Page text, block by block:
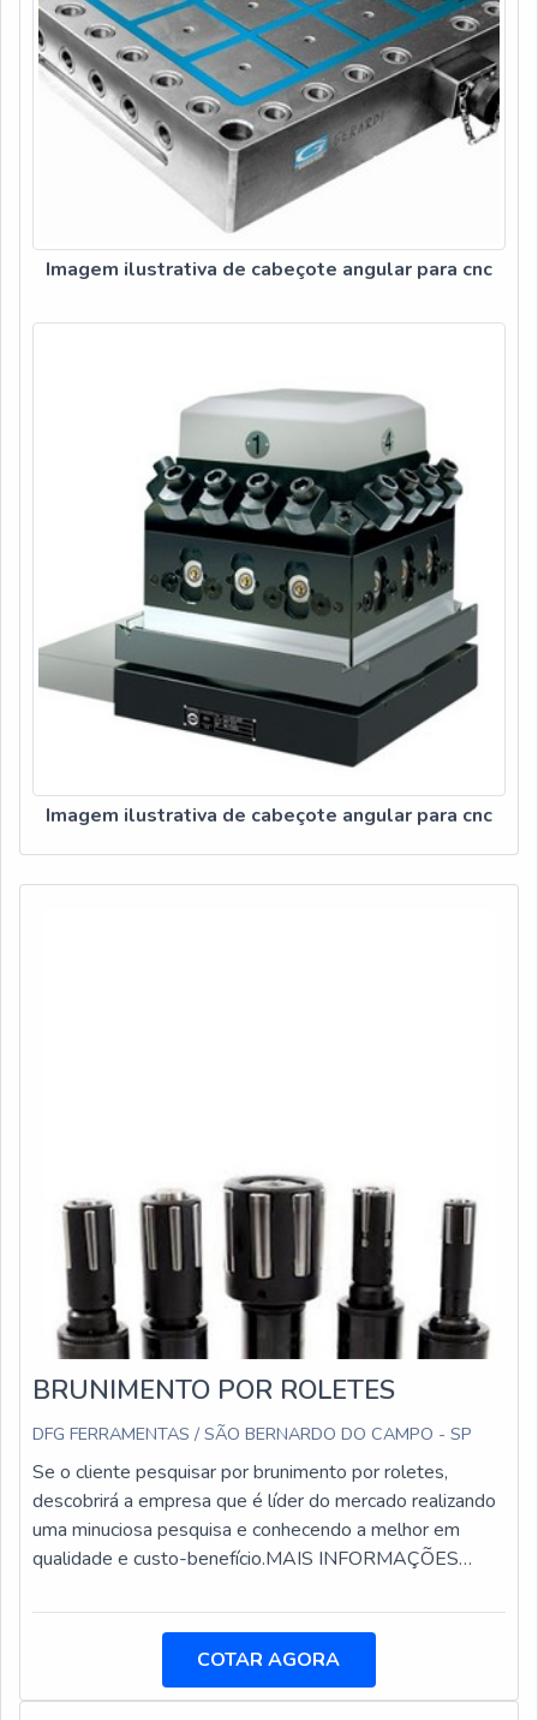
Imagem ilustrativa de cabeçote angular para cnc
Imagem ilustrativa de cabeçote angular para cnc
BRUNIMENTO POR ROLETES
DFG FERRAMENTAS / SÃO BERNARDO DO CAMPO - SP
Se o cliente pesquisar por brunimento por roletes,
descobrirá a empresa que é líder do mercado realizando
uma minuciosa pesquisa e conhecendo a melhor em
qualidade e custo-benefício.MAIS INFORMAÇÕES
por brunimento por roletes em uma empresa inovadora,
Atuando com placas porta pinças e cabeças alargadoras
de troca rápida, oferecendo o que há de melhor no
COTAR AGORA